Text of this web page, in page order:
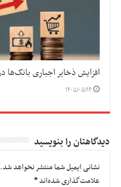
افزایش ذخایر اجباری بانک‌ها
۱۴۰۵/۰۵/۱۴
دیدگاهتان را بنویسید
نشانی ایمیل شما منتشر نخواهد شد.
علامت‌گذاری شده‌اند*